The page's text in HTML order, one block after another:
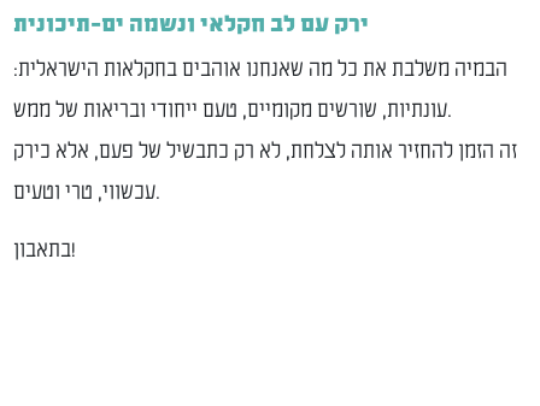
ירק עם לב חקלאי ונשמה ים-תיכונית
הבמיה משלבת את כל מה שאנחנו אוהבים בחקלאות הישראלית:
עונתיות, שורשים מקומיים, טעם ייחודי ובריאות של ממש.
זה הזמן להחזיר אותה לצלחת, לא רק כתבשיל של פעם, אלא כירק
עכשווי, טרי וטעים.
בתאבון!